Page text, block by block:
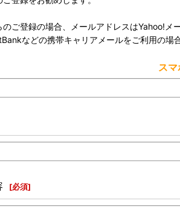
のご登録の場合、メールアドレスはYahoo!メ
などの携帯キャリアメールをご利用の場
ス
[必須]